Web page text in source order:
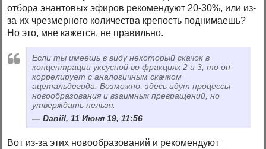
отбора энантовых эфиров рекомендуют 20-30%, или из-
за их чрезмерного количества крепость поднимаешь?
Но это, мне кажется, не правильно.
Если ты имеешь в виду некоторый скачок в
концентрации уксусной во фракциях 2 и 3, то он
коррелирует с аналогичным скачком
ацетальдегида. Возможно, здесь идут процессы
новообразования и взаимных превращений, но
утверждать нельзя.
Daniil, 11 Июня 19, 11:56
Вот из-за этих новообразований и рекомендуют